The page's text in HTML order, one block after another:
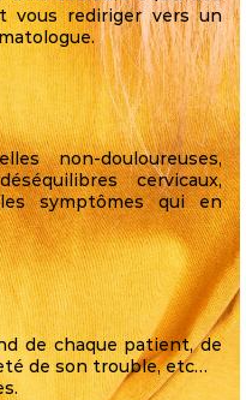
vous rediriger vers un
non-douloureuses,
cervicaux,
symptômes qui en
de chaque patient, de
de son trouble, etc…